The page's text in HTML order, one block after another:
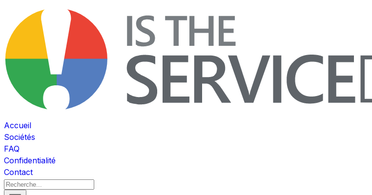
Accueil
Sociétés
FAQ
Confidentialité
Contact